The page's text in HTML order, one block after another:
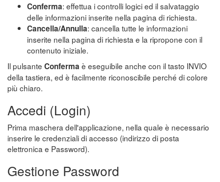
Conferma: effettua i controlli logici ed il salvataggio
delle informazioni inserite nella pagina di richiesta.
Cancella/Annulla: cancella tutte le informazioni
inserite nella pagina di richiesta e la ripropone con il
contenuto iniziale.
Il pulsante Conferma è eseguibile anche con il tasto INVIO
della tastiera, ed è facilmente riconoscibile perché di colore
più chiaro.
Accedi (Login)
Prima maschera dell'applicazione, nella quale è necessario
inserire le credenziali di accesso (indirizzo di posta
elettronica e Password).
Gestione Password